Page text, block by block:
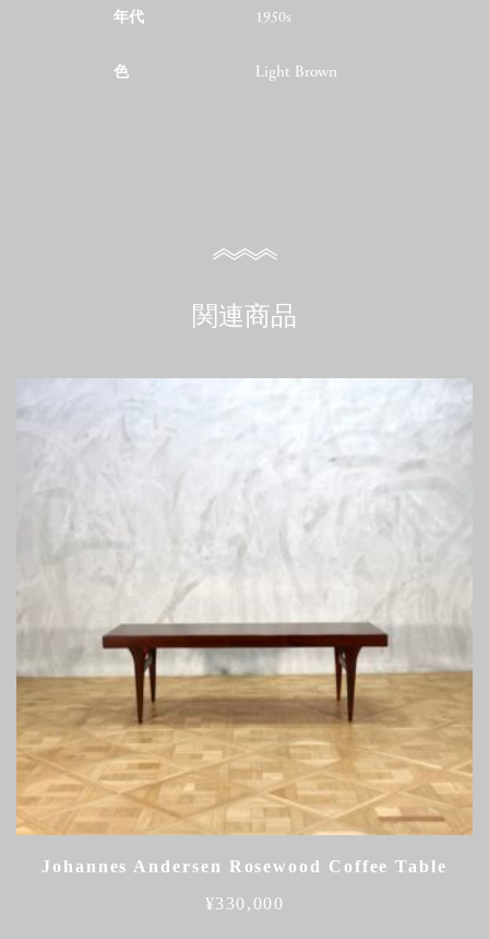
年代 1950s
色 Light Brown
関連商品
Johannes Andersen Rosewood Coffee Table
¥330,000